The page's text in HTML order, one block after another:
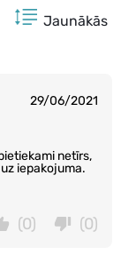
Jaunākās
29/06/2021
netīrs,
iepakojuma.
(0)
(0)